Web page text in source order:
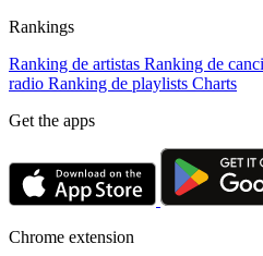
Rankings
Ranking de artistas Ranking de
radio Ranking de playlists Charts
Get the apps
Chrome extension